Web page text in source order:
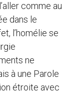
comme au
dans le
l’homélie se
ne
à une Parole
étroite avec